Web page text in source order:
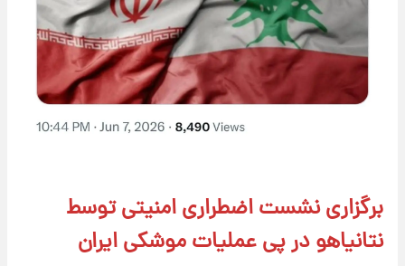
برگزاری نشست اضطراری امنیتی توسط
نتانیاهو در پی عملیات موشکی ایران